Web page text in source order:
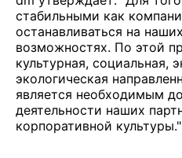
стабильными как
останавливаться на
возможностях. По этой
культурная, социальная,
экологическая
является необходимым
деятельности наших
корпоративной культуры."